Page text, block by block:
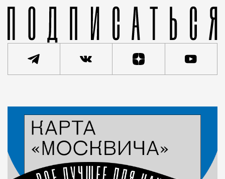
Статья
Город
Евгения Гершкович